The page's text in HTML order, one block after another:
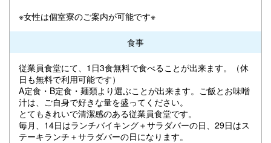
※女性は個室寮のご案内が可能です※
食事
従業員食堂にて、1日3食無料で食べることが出来ます。（休
日も無料で利用可能です）
A定食・B定食・麺類より選ぶことが出来ます。ご飯とお味噌
汁は、ご自身で好きな量を盛ってください。
とてもきれいで清潔感のある従業員食堂です。
毎月、14日はランチバイキング＋サラダバーの日、29日はス
テーキランチ＋サラダバーの日になります。